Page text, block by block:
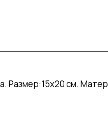
Размер:15х20 см.